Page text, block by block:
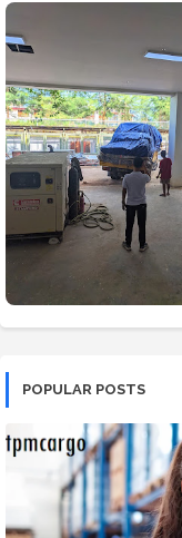
POPULAR POSTS